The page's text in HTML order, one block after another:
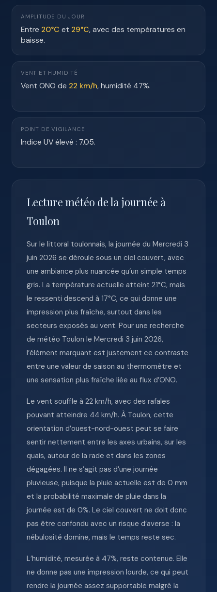
AMPLITUDE DU JOUR
Entre 20°C et 29°C, avec des températures en
baisse.
VENT ET HUMIDITÉ
Vent ONO de 22 km/h, humidité 47%.
POINT DE VIGILANCE
Indice UV élevé : 7.05.
Lecture météo de la journée à
Toulon
Sur le littoral toulonnais, la journée du Mercredi 3
juin 2026 se déroule sous un ciel couvert, avec
une ambiance plus nuancée qu’un simple temps
gris. La température actuelle atteint 21°C, mais
le ressenti descend à 17°C, ce qui donne une
impression plus fraîche, surtout dans les
secteurs exposés au vent. Pour une recherche
de météo Toulon le Mercredi 3 juin 2026,
l’élément marquant est justement ce contraste
entre une valeur de saison au thermomètre et
une sensation plus fraîche liée au flux d’ONO.
Le vent souffle à 22 km/h, avec des rafales
pouvant atteindre 44 km/h. À Toulon, cette
orientation d’ouest-nord-ouest peut se faire
sentir nettement entre les axes urbains, sur les
quais, autour de la rade et dans les zones
dégagées. Il ne s’agit pas d’une journée
pluvieuse, puisque la pluie actuelle est de 0 mm
et la probabilité maximale de pluie dans la
journée est de 0%. Le ciel couvert ne doit donc
pas être confondu avec un risque d’averse : la
nébulosité domine, mais le temps reste sec.
L’humidité, mesurée à 47%, reste contenue. Elle
ne donne pas une impression lourde, ce qui peut
rendre la journée assez supportable malgré la